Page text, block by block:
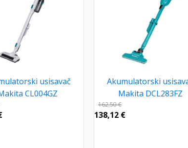
usisavač
CL004GZ
Akumulatorski
Makita DCL283FZ
162,50€
138,12 €